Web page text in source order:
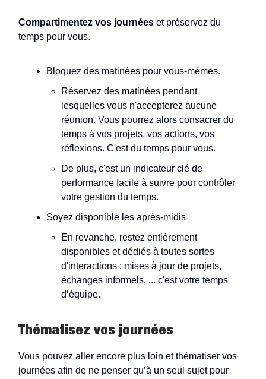
Compartimentez vos journées et préservez du
temps pour vous.
Bloquez des matinées pour vous-mêmes.
Réservez des matinées pendant
lesquelles vous n'accepterez aucune
réunion. Vous pourrez alors consacrer du
temps à vos projets, vos actions, vos
réflexions. C'est du temps pour vous.
De plus, c'est un indicateur clé de
performance facile à suivre pour contrôler
votre gestion du temps.
Soyez disponible les après-midis
En revanche, restez entièrement
disponibles et dédiés à toutes sortes
d'interactions : mises à jour de projets,
échanges informels, ... c'est votre temps
d’équipe.
Thématisez vos journées
Vous pouvez aller encore plus loin et thématiser vos
journées afin de ne penser qu’à un seul sujet pour